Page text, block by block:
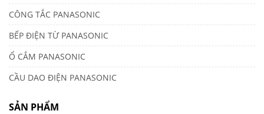
CÔNG TẮC PANASONIC
BẾP ĐIỆN TỪ PANASONIC
Ổ CẮM PANASONIC
CẦU DAO ĐIỆN PANASONIC
SẢN PHẨM